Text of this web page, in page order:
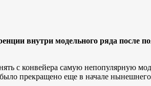
внутри модельного ряда после
с конвейера самую непопулярную
прекращено еще в начале нынешнего